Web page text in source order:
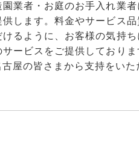
業者・お庭のお手入れ業
します。料金やサービス
るように、お客様の気持
ービスをご提供しており
屋の皆さまから支持をいた